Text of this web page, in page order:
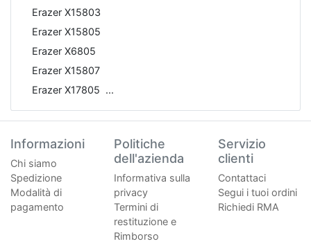
Erazer X15803
Erazer X15805
Erazer X6805
Erazer X15807
Erazer X17805
Informazioni
Chi siamo
Spedizione
Modalità di
pagamento
Politiche
dell'azienda
Informativa sulla
privacy
Termini di
restituzione e
Rimborso
Servizio
clienti
Contattaci
Segui i tuoi ordini
Richiedi RMA